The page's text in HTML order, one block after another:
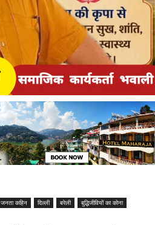
जनता कहिन दिल्ली बरेली
बुद्धिजीवियों का कोना